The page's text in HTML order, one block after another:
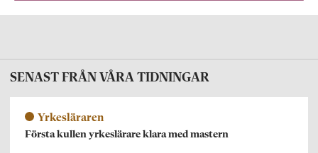
SENAST FRÅN VÅRA TIDNINGAR
Yrkesläraren
Första kullen yrkeslärare klara med mastern